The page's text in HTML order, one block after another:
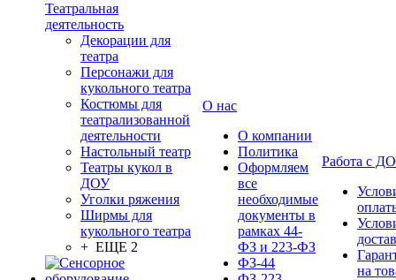
Театральная
деятельность
Декорации для
театра
Персонажи для
кукольного театра
Костюмы для
театрализованной
деятельности
Настольный театр
Театры кукол в
ДОУ
Уголки ряжения
Ширмы для
кукольного театра
+ ЕЩЕ 2
О нас
О компании
Политика
Оформляем
все
необходимые
документы в
рамках 44-
ФЗ и 223-ФЗ
ФЗ-44
Работа с
на